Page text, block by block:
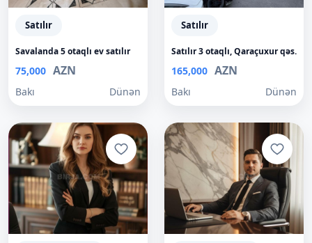
Satılır
Savalanda 5 otaqlı ev satılır
75,000 AZN
Bakı Dünən
Satılır
Satılır 3 otaqlı, Qaraçuxur qəs.
165,000 AZN
Bakı Dünən